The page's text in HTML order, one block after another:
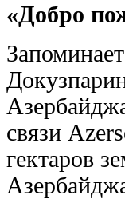
«Добро
связи
гектаров